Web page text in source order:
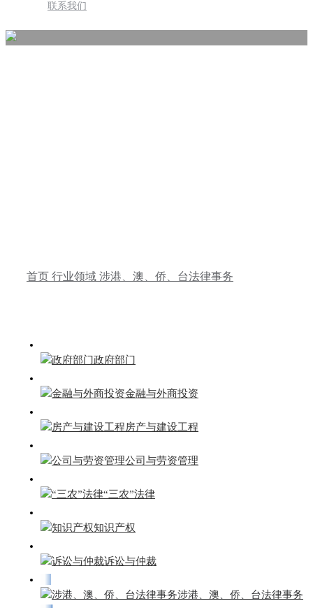
联系我们
首页 行业领域 涉港、澳、侨、台法律事务
政府部门
金融与外商投资
房产与建设工程
公司与劳资管理
“三农”法律
知识产权
诉讼与仲裁
涉港、澳、侨、台法律事务